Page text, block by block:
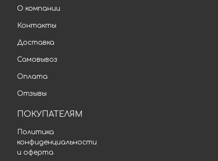
О компании
Контакты
Доставка
Самовывоз
Оплата
Отзывы
ПОКУПАТЕЛЯМ
Политика
конфиденциальности
и оферта